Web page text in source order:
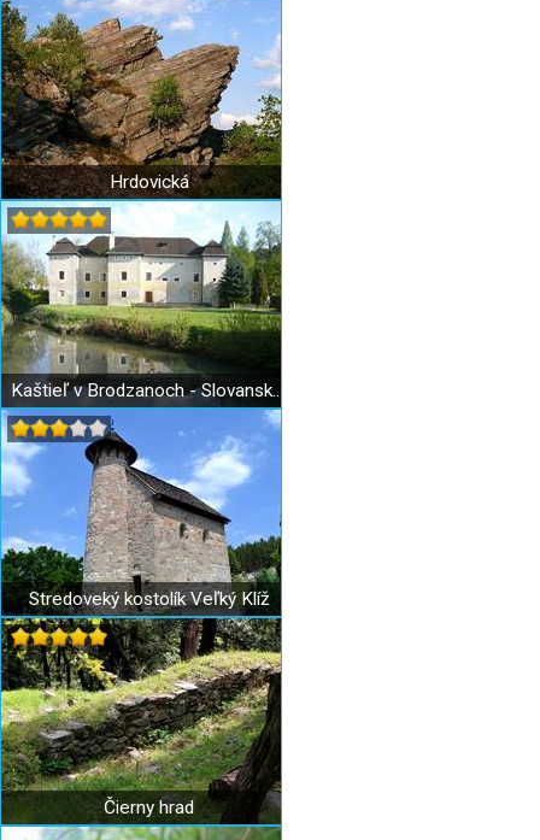
Hrdovická
Kaštieľ v Brodzanoch - Slovanské múzeum A. S. Puškina
Stredoveký kostolík Veľký Klíž
Čierny hrad